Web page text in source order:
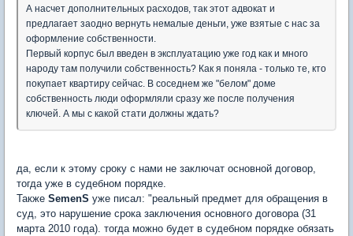
А насчет дополнительных расходов, так этот адвокат и
предлагает заодно вернуть немалые деньги, уже взятые с нас за
оформление собственности.
Первый корпус был введен в эксплуатацию уже год как и много
народу там получили собственность? Как я поняла - только те, кто
покупает квартиру сейчас. В соседнем же "белом" доме
собственность люди оформляли сразу же после получения
ключей. А мы с какой стати должны ждать?
да, если к этому сроку с нами не заключат основной договор,
тогда уже в судебном порядке.
Также SemenS уже писал: "реальный предмет для обращения в
суд, это нарушение срока заключения основного договора (31
марта 2010 года). тогда можно будет в судебном порядке обязать